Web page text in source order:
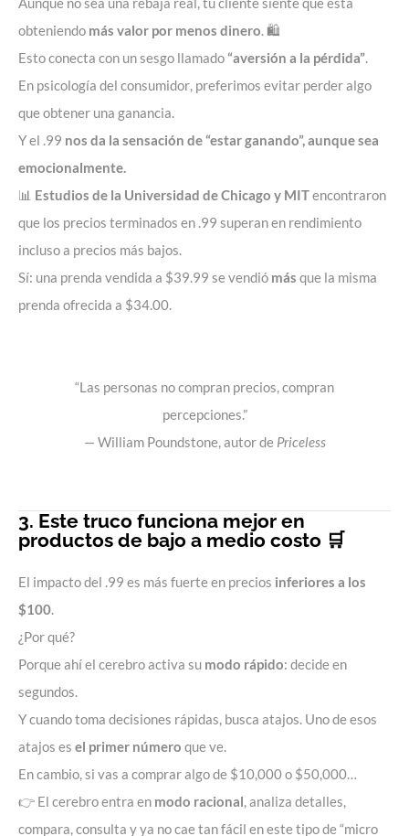
obteniendo más valor por menos dinero. 🛍️
Esto conecta con un sesgo llamado “aversión a la pérdida”.
En psicología del consumidor, preferimos evitar perder algo
que obtener una ganancia.
Y el .99 nos da la sensación de “estar ganando”, aunque sea
emocionalmente.
📊 Estudios de la Universidad de Chicago y MITencontraron
que los precios terminados en .99 superan en rendimiento
incluso a precios más bajos.
Sí: una prenda vendida a $39.99 se vendió más que la misma
prenda ofrecida a $34.00.
“Las personas no compran precios, compran
percepciones.”
— William Poundstone, autor de Priceless
3. Este truco funciona mejor en
productos de bajo a medio costo 🛒
El impacto del .99 es más fuerte en precios inferiores a los
$100.
¿Por qué?
Porque ahí el cerebro activa su modo rápido: decide en
segundos.
Y cuando toma decisiones rápidas, busca atajos. Uno de esos
atajos es el primer número que ve.
En cambio, si vas a comprar algo de $10,000 o $50,000…
👉 El cerebro entra en modo racional, analiza detalles,
compara, consulta y ya no cae tan fácil en este tipo de “micro